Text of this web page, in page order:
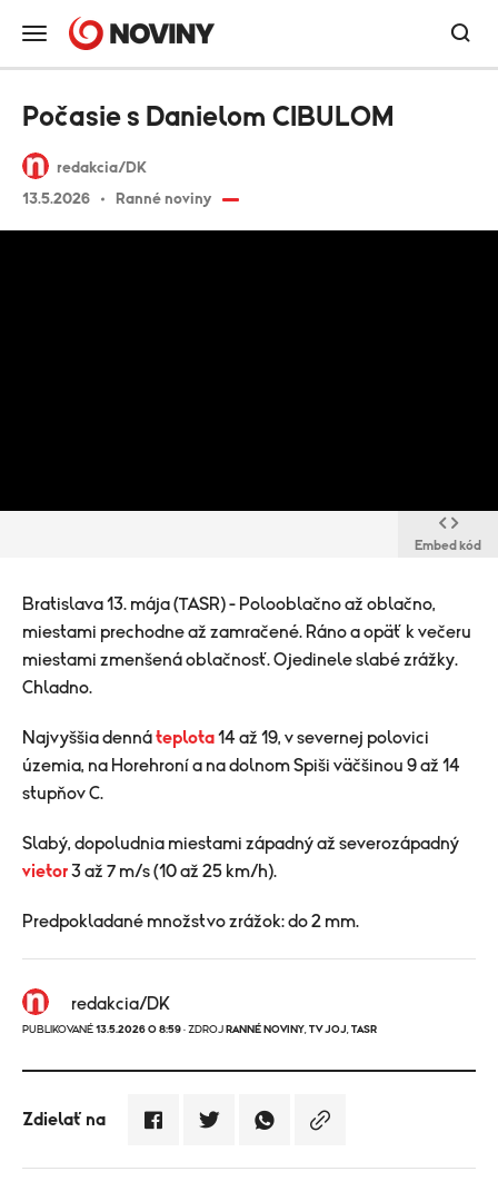
redakcia/DK
13.5.2026
Ranné noviny
Počasie s Danielom CIBULOM
Embed kód
Bratislava 13. mája (TASR) - Polooblačno až oblačno,
miestami prechodne až zamračené. Ráno a opäť k večeru
miestami zmenšená oblačnosť. Ojedinele slabé zrážky.
Chladno.
Najvyššia dennáteplota14 až 19, v severnej polovici
územia, na Horehroní a na dolnom Spiši väčšinou 9 až 14
stupňov C.
Slabý, dopoludnia miestami západný až severozápadný
vietor3 až 7 m/s (10 až 25 km/h).
Predpokladané množstvo zrážok: do 2 mm.
redakcia/DK
PUBLIKOVANÉ 13.5.2026 O 8:59 · ZDROJ RANNÉ NOVINY, TV JOJ, TASR
Zdielať na